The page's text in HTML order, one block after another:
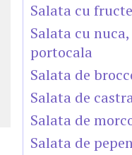
Salata cu
Salata cu
portocala
Salata de
Salata de
Salata de
Salata de